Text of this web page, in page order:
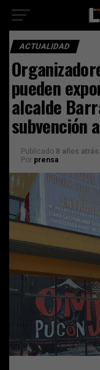
ACTUALIDAD
pueden
alcalde
subvención
Publicado 8 años atrás
Por prensa